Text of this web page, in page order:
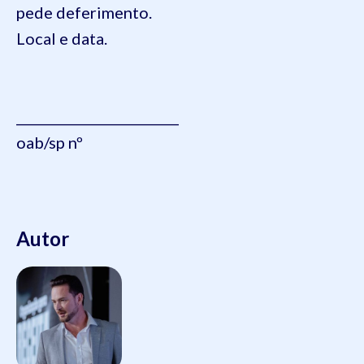
pede deferimento.
Local e data.
oab/sp nº
Autor